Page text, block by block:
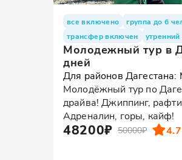
все включено группа до 6
трансфер включен
Молодежный тур в
дней
Для районов Дагестана:
Молодёжный тур по
драйва! Джиппинг,
Адреналин, горы, кайф!
48200₽ 50000₽ 4.7